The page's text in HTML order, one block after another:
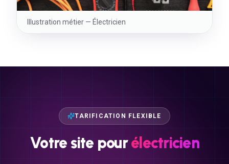
Illustration métier — Électricien
TARIFICATION FLEXIBLE
Votre site pourélectricien